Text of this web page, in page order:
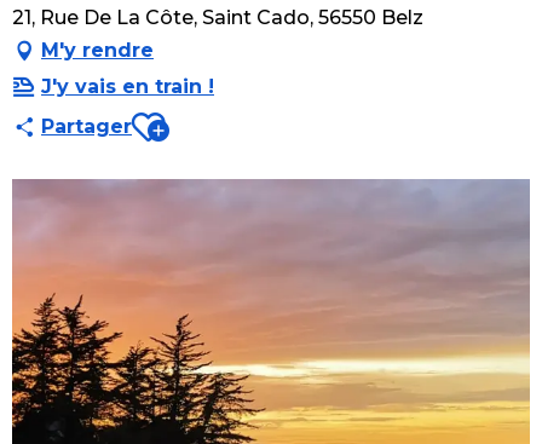
21, Rue De La Côte, Saint Cado, 56550 Belz
M'y rendre
J'y vais en train !
PartagerAjouter aux favoris